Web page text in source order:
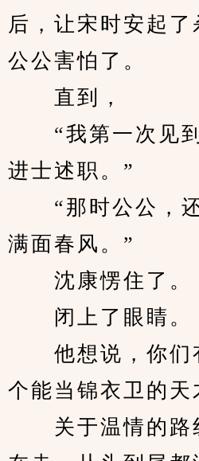
后，让宋时安起
公公害怕了。
直到，
“我第一次见到
进士述职。”
“那时公公，还
满面春风。”
沈康愣住了。
闭上了眼睛。
他想说，你们
个能当锦衣卫的天
关于温情的路